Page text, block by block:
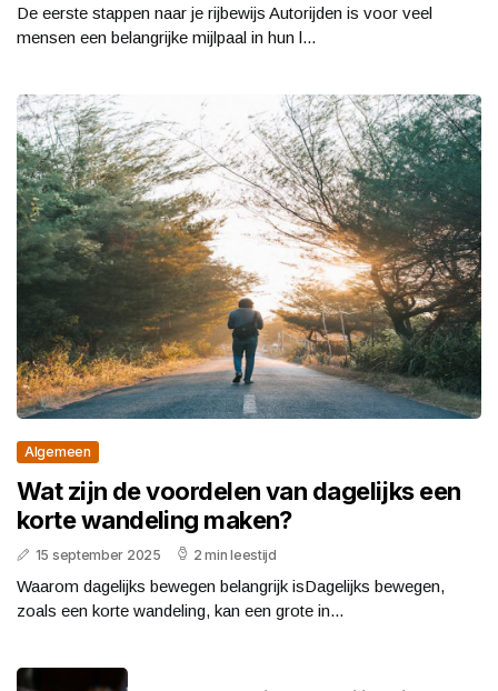
De eerste stappen naar je rijbewijs Autorijden is voor veel
mensen een belangrijke mijlpaal in hun l...
Algemeen
Wat zijn de voordelen van dagelijks een
korte wandeling maken?
15 september 2025 2 min leestijd
Waarom dagelijks bewegen belangrijk isDagelijks bewegen,
zoals een korte wandeling, kan een grote in...